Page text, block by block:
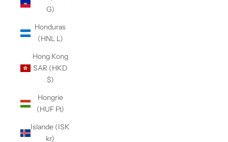
G)
Honduras
(HNL L)
Hong Kong
SAR (HKD
$)
Hongrie
(HUF Ft)
Islande (ISK
kr)